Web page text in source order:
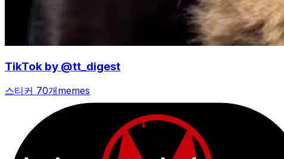
TikTok by @tt_digest
스티커 70개memes